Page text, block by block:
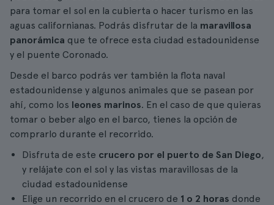
para tomar el sol en la cubierta o hacer turismo en las
aguas californianas. Podrás disfrutar de la maravillosa
panorámica que te ofrece esta ciudad estadounidense
y el puente Coronado.
Desde el barco podrás ver también la flota naval
estadounidense y algunos animales que se pasean por
ahí, como los leones marinos. En el caso de que quieras
tomar o beber algo en el barco, tienes la opción de
comprarlo durante el recorrido.
Disfruta de este crucero por el puerto de San Diego,
y relájate con el sol y las vistas maravillosas de la
ciudad estadounidense
Elige un recorrido en el crucero de 1 o 2 horas donde